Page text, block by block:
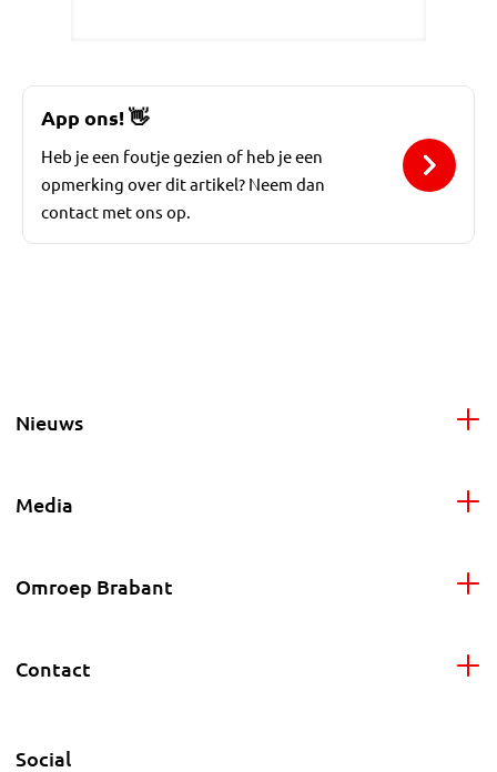
App ons!👋
Heb je een foutje gezien of heb je een
opmerking over dit artikel? Neem dan
contact met ons op.
Nieuws
Media
Omroep Brabant
Contact
Social